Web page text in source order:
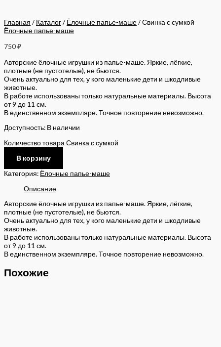
Главная / Каталог/ Ёлочные папье-маше/ Свинка с сумкой
Ёлочные папье-маше
750₽
Авторские ёлочные игрушки из папье-маше. Яркие, лёгкие,
плотные (не пустотелые), не бьются.
Очень актуально для тех, у кого маленькие дети и шкодливые
животные.
В работе использованы только натуральные материалы. Высота
от 9 до 11 см.
В единственном экземпляре. Точное повторение невозможно.
Доступность: В наличии
Количество товара Свинка с сумкой
В корзину
Категория: Ёлочные папье-маше
Описание
Авторские ёлочные игрушки из папье-маше. Яркие, лёгкие,
плотные (не пустотелые), не бьются.
Очень актуально для тех, у кого маленькие дети и шкодливые
животные.
В работе использованы только натуральные материалы. Высота
от 9 до 11 см.
В единственном экземпляре. Точное повторение невозможно.
Похожие